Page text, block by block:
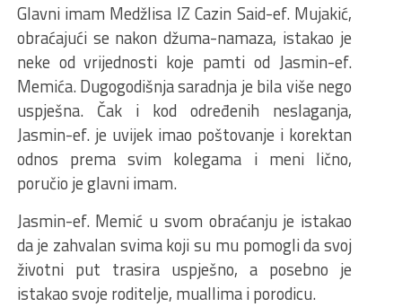
Glavni imam Medžlisa IZ Cazin Said-ef. Mujakić,
obraćajući se nakon džuma-namaza, istakao je
neke od vrijednosti koje pamti od Jasmin-ef.
Memića. Dugogodišnja saradnja je bila više nego
uspješna. Čak i kod određenih neslaganja,
Jasmin-ef. je uvijek imao poštovanje i korektan
odnos prema svim kolegama i meni lično,
poručio je glavni imam.
Jasmin-ef. Memić u svom obraćanju je istakao
da je zahvalan svima koji su mu pomogli da svoj
životni put trasira uspješno, a posebno je
istakao svoje roditelje, muallima i porodicu.